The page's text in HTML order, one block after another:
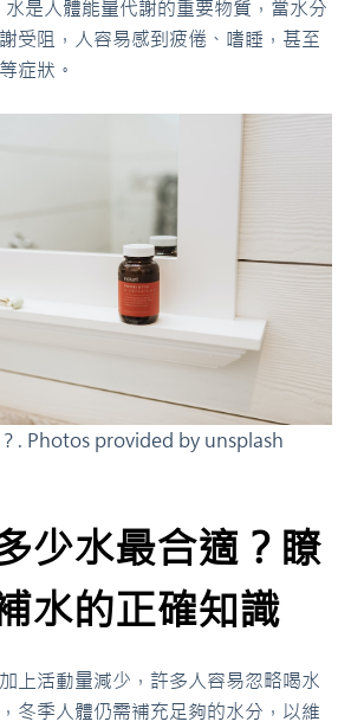
水是人體能量代謝的重要物質，當水分
受阻，人容易感到疲倦、嗜睡，甚至
症狀。
. Photos provided by unsplash
少水最合適？瞭
水的正確知識
上活動量減少，許多人容易忽略喝水
冬季人體仍需補充足夠的水分，以維